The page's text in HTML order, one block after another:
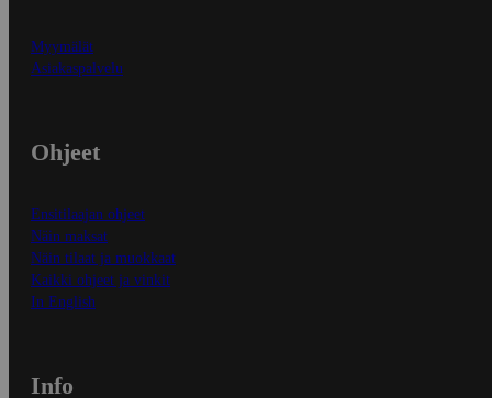
Myymälät
Asiakaspalvelu
Ohjeet
Ensitilaajan ohjeet
Näin maksat
Näin tilaat ja muokkaat
Kaikki ohjeet ja vinkit
In English
Info